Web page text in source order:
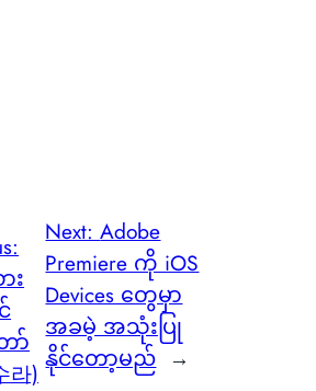
း
ာ်
라)
Next:Adobe
Premiere ကို iOS
Devices တွေမှာ
အခမဲ့ အသုံးပြု
နိုင်တော့မည် →